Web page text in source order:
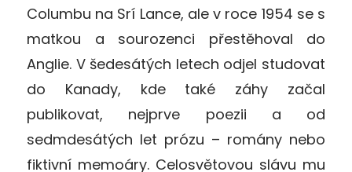
Columbu na Srí Lance, ale v roce 1954 se s
matkou a sourozenci přestěhoval do
Anglie. V šedesátých letech odjel studovat
do Kanady, kde také záhy začal
publikovat, nejprve poezii a od
sedmdesátých let prózu – romány nebo
fiktivní memoáry. Celosvětovou slávu mu